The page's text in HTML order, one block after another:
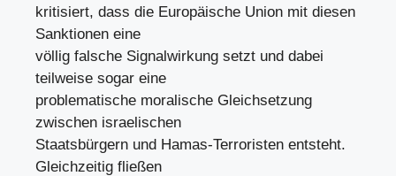
kritisiert, dass die Europäische Union mit diesen
Sanktionen eine
völlig falsche Signalwirkung setzt und dabei
teilweise sogar eine
problematische moralische Gleichsetzung
zwischen israelischen
Staatsbürgern und Hamas-Terroristen entsteht.
Gleichzeitig fließen